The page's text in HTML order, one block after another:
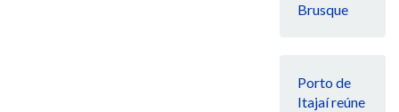
Brusque
Porto de
Itajaí reúne